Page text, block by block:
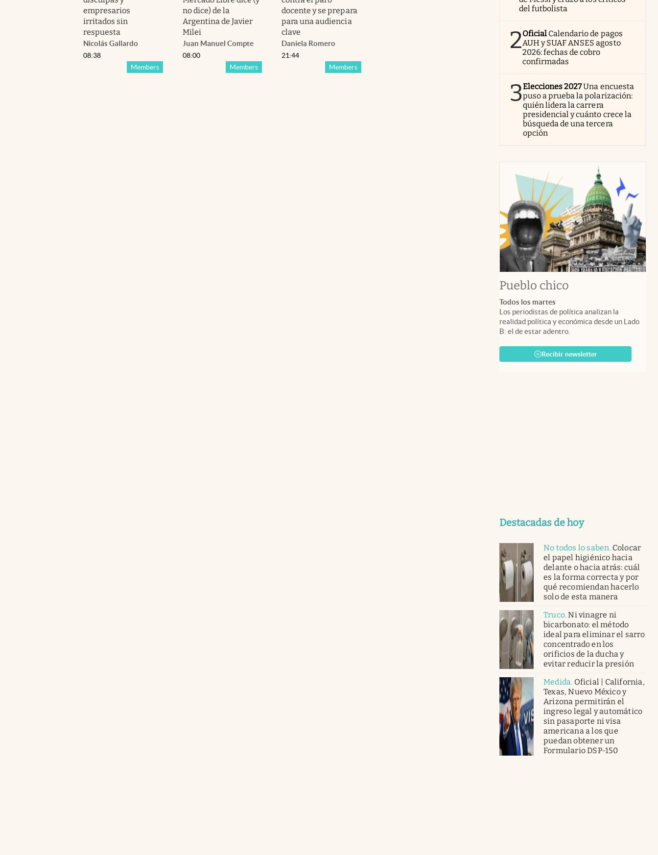
empresarios
irritados sin
respuesta
Nicolás Gallardo
Members
08:38
no dice) de la
Argentina de Javier
Milei
Juan Manuel Compte
Members
08:00
docente y se prepara
para una audiencia
clave
Daniela Romero
Members
21:44
del futbolista
2Oficial Calendario de pagos
AUH y SUAF ANSES agosto
2026: fechas de cobro
confirmadas
3Elecciones 2027Una encuesta
puso a prueba la polarización:
quién lidera la carrera
presidencial y cuánto crece la
búsqueda de una tercera
opción
Pueblo chico
Todos los martes
Los periodistas de política analizan la
realidad política y económica desde un Lado
B: el de estar adentro.
Recibir newsletter
Destacadas de hoy
No todos lo saben. Colocar
el papel higiénico hacia
delante o hacia atrás: cuál
es la forma correcta y por
qué recomiendan hacerlo
solo de esta manera
Truco.Ni vinagre ni
bicarbonato: el método
ideal para eliminar el sarro
concentrado en los
orificios de la ducha y
evitar reducir la presión
Medida. Oficial | California,
Texas, Nuevo México y
Arizona permitirán el
ingreso legal y automático
sin pasaporte ni visa
americana a los que
puedan obtener un
Formulario DSP-150